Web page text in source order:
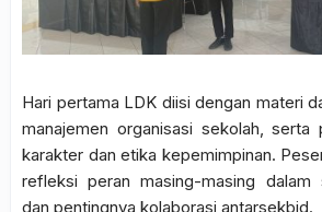
Hari pertama LDK diisi dengan materi
manajemen organisasi sekolah, serta
karakter dan etika kepemimpinan.
refleksi peran masing-masing dalam
dan pentingnya kolaborasi antarsekbid.